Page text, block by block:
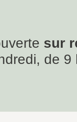
sur
de 9